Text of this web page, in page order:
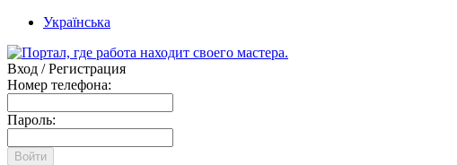
Українська
Вход / Регистрация
Номер телефона:
Пароль:
Войти